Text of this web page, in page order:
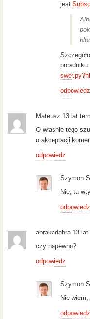
jest
poradniku:
odpowiedz
Mateusz 13 lat
O właśnie tego
o akceptacji
odpowiedz
Szymon
Nie, ta
odpowiedz
abrakadabra 13 lat
czy napewno?
odpowiedz
Szymon
Nie
odpowiedz